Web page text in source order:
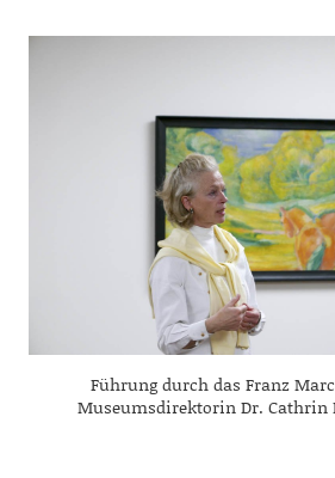
Führung durch das Franz
Museumsdirektorin Dr. Cathrin